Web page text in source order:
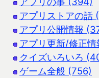
アプリストアの話
アプリ公開情報
アプリ更新/修正
クイズいろいろ
ゲーム全般 (756)